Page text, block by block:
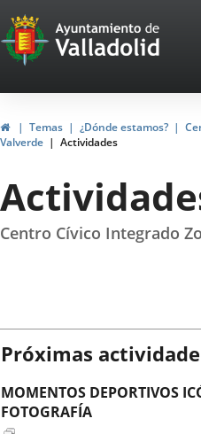
Portal
Web
del
de
Valladolid
InicioTemas ¿Dónde estamos?
Valverde
Actividades
Centro Cívico Integrado
Próximas
MOMENTOS DEPORTIVOS
FOTOGRAFÍA